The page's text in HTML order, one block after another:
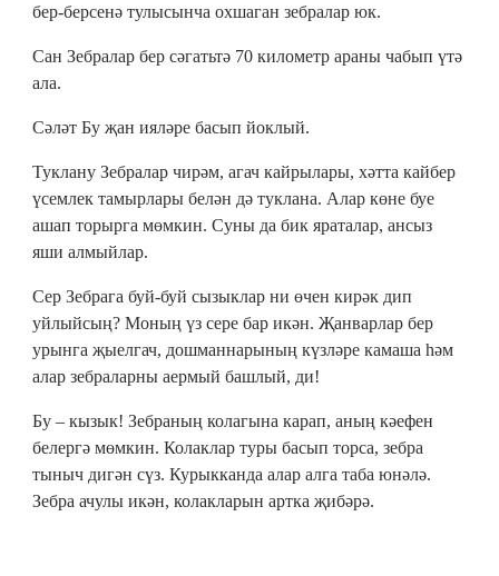
бер-берсенә тулысынча охшаган зебралар юк.
Сан Зебралар бер сәгатьтә 70 километр араны чабып үтә
ала.
Сәләт Бу җан ияләре басып йоклый.
Туклану Зебралар чирәм, агач кайрылары, хәтта кайбер
үсемлек тамырлары белән дә туклана. Алар көне буе
ашап торырга мөмкин. Суны да бик яраталар, ансыз
яши алмыйлар.
Сер Зебрага буй-буй сызыклар ни өчен кирәк дип
уйлыйсың? Моның үз сере бар икән. Җанварлар бер
урынга җыелгач, дошманнарының күзләре камаша һәм
алар зебраларны аермый башлый, ди!
Бу – кызык! Зебраның колагына карап, аның кәефен
белергә мөмкин. Колаклар туры басып торса, зебра
тыныч дигән сүз. Курыкканда алар алга таба юнәлә.
Зебра ачулы икән, колакларын артка җибәрә.